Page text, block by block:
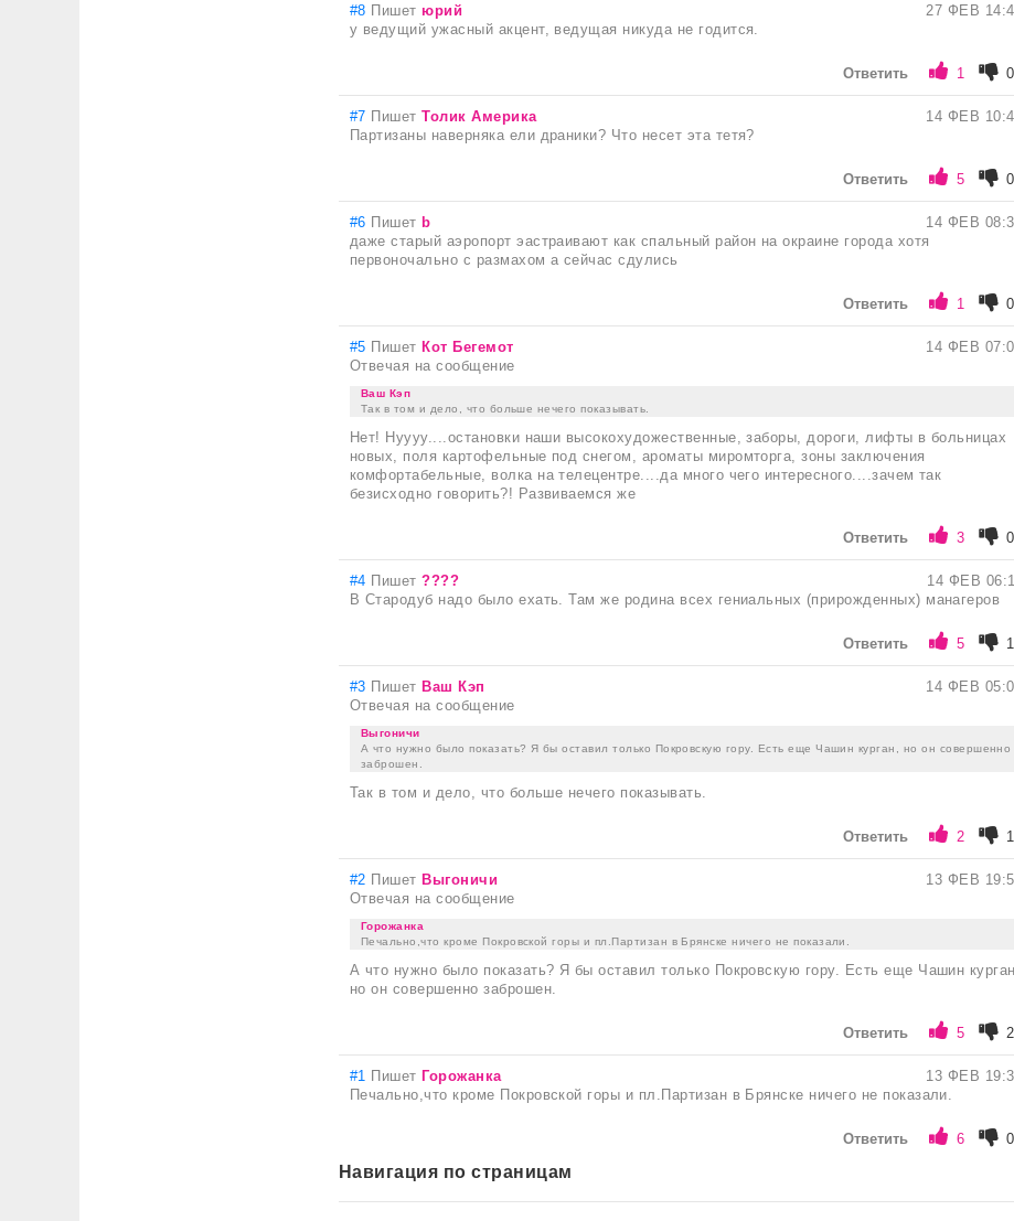
#8 Пишет юрий
27 ФЕВ
у ведущий ужасный акцент, ведущая никуда не годится.
Ответить 1 0
#7 ПишетТолик Америка
14 ФЕВ
Партизаны наверняка ели драники? Что несет эта тетя?
Ответить 5 0
#6 Пишет b
14 ФЕВ
даже старый аэропорт эастраивают как спальный район на окраине города хотя
первоночально с размахом а сейчас сдулись
Ответить 1 0
#5 Пишет Кот Бегемот
14 ФЕВ
Отвечая на сообщение
Ваш Кэп
Так в том и дело, что больше нечего показывать.
Нет! Нуууу....остановки наши высокохудожественные, заборы, дороги, лифты в больницах
новых, поля картофельные под снегом, ароматы миромторга, зоны заключения
комфортабельные, волка на телецентре....да много чего интересного....зачем так
безисходно говорить?! Развиваемся же
Ответить 3 0
#4 Пишет????
14 ФЕВ
В Стародуб надо было ехать. Там же родина всех гениальных (прирожденных) манагеров
Ответить 5 1
#3 Пишет Ваш Кэп
14 ФЕВ
Отвечая на сообщение
Выгоничи
А что нужно было показать? Я бы оставил только Покровскую гору. Есть еще Чашин курган, но он совершенно
заброшен.
Так в том и дело, что больше нечего показывать.
Ответить 2 1
#2 Пишет Выгоничи
13 ФЕВ
Отвечая на сообщение
Горожанка
Печально,что кроме Покровской горы и пл.Партизан в Брянске ничего не показали.
А что нужно было показать? Я бы оставил только Покровскую гору. Есть еще Чашин
но он совершенно заброшен.
Ответить 5 2
#1 Пишет Горожанка
13 ФЕВ
Печально,что кроме Покровской горы и пл.Партизан в Брянске ничего не показали.
Ответить 6 0
Навигация по страницам